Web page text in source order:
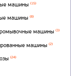
аэродромные(1)
Автоцистерны для